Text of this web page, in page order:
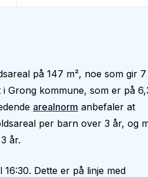
på 147 m², noe som gir
Grong kommune, som er på
arealnorm anbefaler at
per barn over 3 år, og
år.
Dette er på linje med